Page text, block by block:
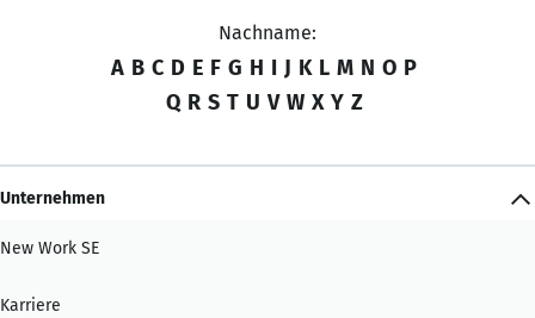
Nachname:
A B C D E F G H I J K L M N O P
Q R S T U V W X Y Z
Unternehmen
New Work SE
Karriere